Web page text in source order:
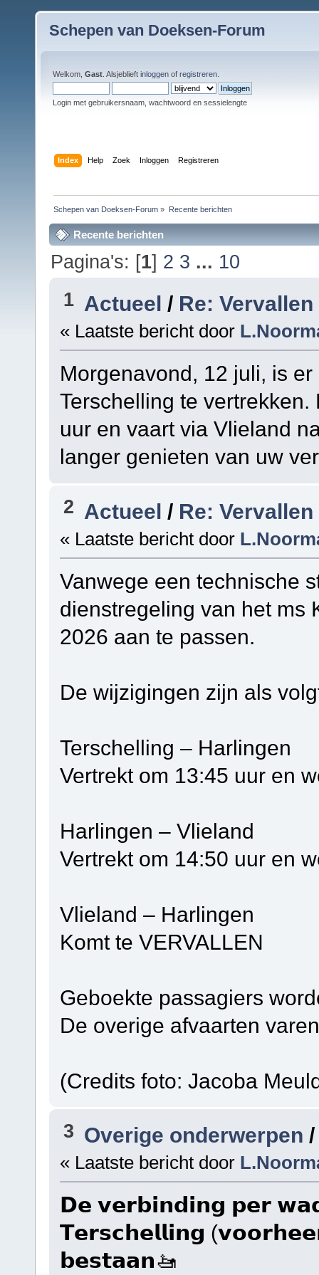
Schepen van Doeksen-Forum
Welkom, Gast . Alsjeblieft inloggen of registreren
Login met gebruikersnaam, wachtwoord en sessielengte
Index Help Zoek Inloggen Registreren
Schepen van Doeksen-Forum » Recente berichten
Recente berichten
Pagina's: [1] 2 3 ... 10
1 Actueel / Re:
« Laatste bericht door
Morgenavond, 12 juli, is
Terschelling te
uur en vaart via Vlieland
langer genieten van uw
2 Actueel / Re:
« Laatste bericht door
Vanwege een technische
dienstregeling van het ms
2026 aan te passen.
De wijzigingen zijn als
Terschelling –
Vertrekt om 13:45 uur en
Harlingen –
Vertrekt om 14:50 uur en
Vlieland –
Komt te VERVALLEN
Geboekte passagiers
De overige afvaarten
(Credits foto: Jacoba
3 Overige onderwerpen
« Laatste bericht door
𝗗𝗲 𝘃𝗲𝗿𝗯𝗶𝗻𝗱𝗶𝗻𝗴 𝗽𝗲𝗿
𝗧𝗲𝗿𝘀𝗰𝗵𝗲𝗹𝗹𝗶𝗻𝗴
𝗯𝗲𝘀𝘁𝗮𝗮𝗻🚤